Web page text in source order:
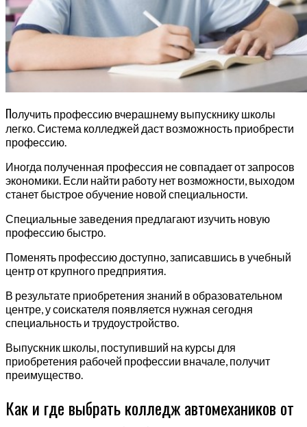
Получить профессию вчерашнему выпускнику школы
легко. Система колледжей даст возможность приобрести
профессию.
Иногда полученная профессия не совпадает от запросов
экономики. Если найти работу нет возможности, выходом
станет быстрое обучение новой специальности.
Специальные заведения предлагают изучить новую
профессию быстро.
Поменять профессию доступно, записавшись в учебный
центр от крупного предприятия.
В результате приобретения знаний в образовательном
центре, у соискателя появляется нужная сегодня
специальность и трудоустройство.
Выпускник школы, поступивший на курсы для
приобретения рабочей профессии вначале, получит
преимущество.
Как и где выбрать колледж автомехаников от